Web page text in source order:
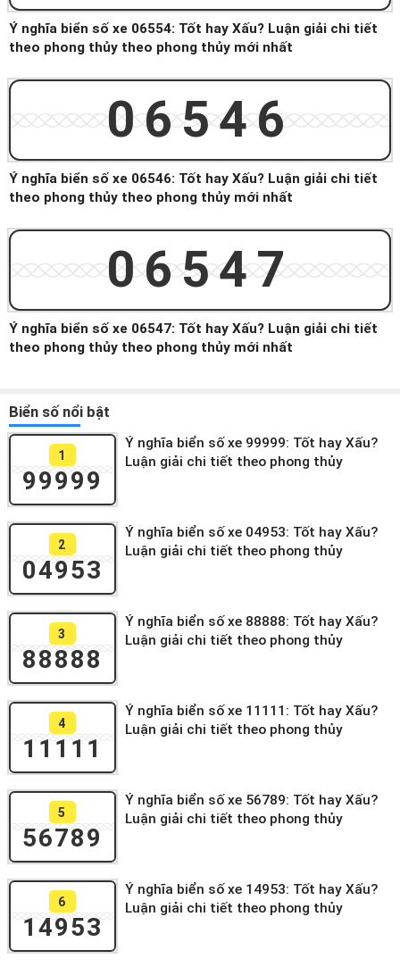
Ý nghĩa biển số xe 06554: Tốt hay Xấu? Luận giải chi tiết
theo phong thủy theo phong thủy mới nhất
06546
Ý nghĩa biển số xe 06546: Tốt hay Xấu? Luận giải chi tiết
theo phong thủy theo phong thủy mới nhất
06547
Ý nghĩa biển số xe 06547: Tốt hay Xấu? Luận giải chi tiết
theo phong thủy theo phong thủy mới nhất
Biển số nổi bật
1
99999
Ý nghĩa biển số xe 99999: Tốt hay Xấu?
Luận giải chi tiết theo phong thủy
2
04953
Ý nghĩa biển số xe 04953: Tốt hay Xấu?
Luận giải chi tiết theo phong thủy
3
88888
Ý nghĩa biển số xe 88888: Tốt hay Xấu?
Luận giải chi tiết theo phong thủy
4
11111
Ý nghĩa biển số xe 11111: Tốt hay Xấu?
Luận giải chi tiết theo phong thủy
5
56789
Ý nghĩa biển số xe 56789: Tốt hay Xấu?
Luận giải chi tiết theo phong thủy
6
14953
Ý nghĩa biển số xe 14953: Tốt hay Xấu?
Luận giải chi tiết theo phong thủy